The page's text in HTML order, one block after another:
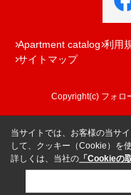
Apartment catalog 利用
サイトマップ
Copyright(c) フォロ
当サイトでは、お客様の当サ
して、クッキー（Cookie）を
詳しくは、当社の 「Cookieの